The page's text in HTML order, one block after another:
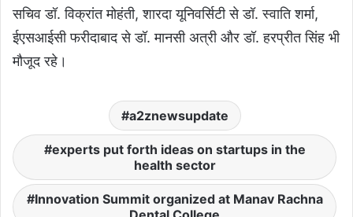
सचिव डॉ. विक्रांत मोहंती, शारदा यूनिवर्सिटी से डॉ. स्वाति शर्मा,
ईएसआईसी फरीदाबाद से डॉ. मानसी अत्री और डॉ. हरप्रीत सिंह भी
मौजूद रहे।
a2znewsupdate
experts put forth ideas on startups in the
health sector
Innovation Summit organized at Manav Rachna